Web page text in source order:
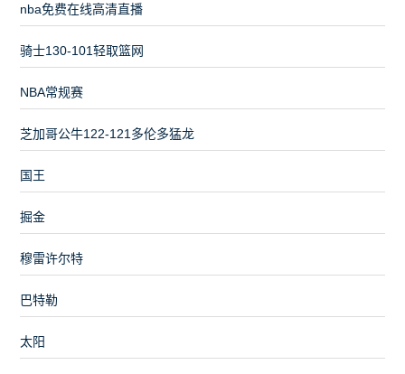
nba免费在线高清直播
骑士130-101轻取篮网
NBA常规赛
芝加哥公牛122-121多伦多猛龙
国王
掘金
穆雷许尔特
巴特勒
太阳